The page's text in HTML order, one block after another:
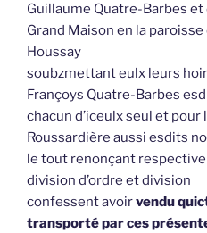
Guillaume Quatre-Barbes et
Grand Maison en la
Houssay
soubzmettant eulx leurs
Françoys Quatre-Barbes
chacun d’iceulx seul et
Roussardière aussi esdits
le tout renonçant
division d’ordre et division
confessent avoirvendu
transporté par ces